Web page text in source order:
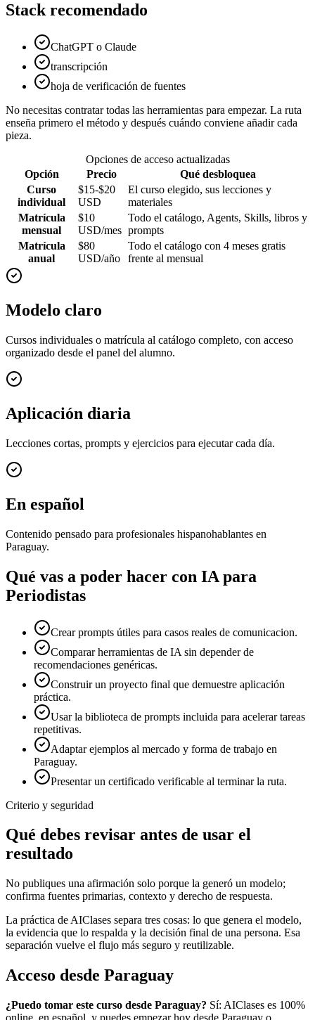
Stack recomendado
ChatGPT o Claude
transcripción
hoja de verificación de fuentes
No necesitas contratar todas las herramientas para empezar. La ruta
enseña primero el método y después cuándo conviene añadir cada
pieza.
Opciones de acceso actualizadas
Opción
Precio
Qué desbloquea
Curso
individual
$15-$20
USD
El curso elegido, sus lecciones y
materiales
Matrícula
mensual
$10
USD/mes
Todo el catálogo, Agents, Skills, libros y
prompts
Matrícula
anual
$80
USD/año
Todo el catálogo con 4 meses gratis
frente al mensual
Modelo claro
Cursos individuales o matrícula al catálogo completo, con acceso
organizado desde el panel del alumno.
Aplicación diaria
Lecciones cortas, prompts y ejercicios para ejecutar cada día.
En español
Contenido pensado para profesionales hispanohablantes en
Paraguay.
Qué vas a poder hacer con IA para
Periodistas
Crear prompts útiles para casos reales de comunicacion.
Comparar herramientas de IA sin depender de
recomendaciones genéricas.
Construir un proyecto final que demuestre aplicación
práctica.
Usar la biblioteca de prompts incluida para acelerar tareas
repetitivas.
Adaptar ejemplos al mercado y forma de trabajo en
Paraguay.
Presentar un certificado verificable al terminar la ruta.
Criterio y seguridad
Qué debes revisar antes de usar el
resultado
No publiques una afirmación solo porque la generó un modelo;
confirma fuentes primarias, contexto y derecho de respuesta.
La práctica de AIClases separa tres cosas: lo que genera el modelo,
la evidencia que lo respalda y la decisión final de una persona. Esa
separación vuelve el flujo más seguro y reutilizable.
Acceso desde Paraguay
¿Puedo tomar este curso desde Paraguay? Sí: AIClases es 100%